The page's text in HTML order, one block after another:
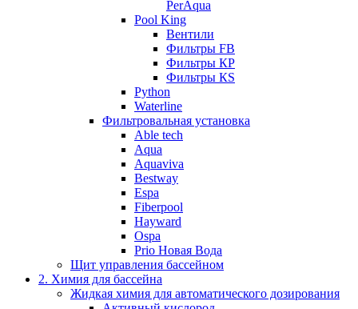
PerAqua
Pool King
Вентили
Фильтры FB
Фильтры КP
Фильтры КS
Python
Waterline
Фильтровальная установка
Able tech
Aqua
Aquaviva
Bestway
Espa
Fiberpool
Hayward
Ospa
Prio Новая Вода
Щит управления бассейном
2. Химия для бассейна
Жидкая химия для автоматического дозирования